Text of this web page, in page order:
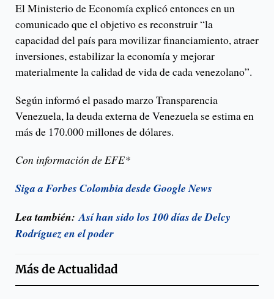
El Ministerio de Economía explicó entonces en un
comunicado que el objetivo es reconstruir “la
capacidad del país para movilizar financiamiento, atraer
inversiones, estabilizar la economía y mejorar
materialmente la calidad de vida de cada venezolano”.
Según informó el pasado marzo Transparencia
Venezuela, la deuda externa de Venezuela se estima en
más de 170.000 millones de dólares.
Con información de EFE*
Siga a Forbes Colombia desde Google News
Lea también:Así han sido los 100 días de Delcy
Rodríguez en el poder
Más deActualidad